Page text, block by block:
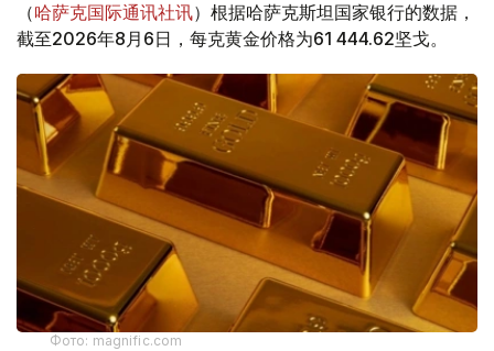
（哈萨克国际通讯社讯）根据哈萨克斯坦国家银行的数据，
截至2026年8月6日，每克黄金价格为61 444.62坚戈。
Фото: magnific.com